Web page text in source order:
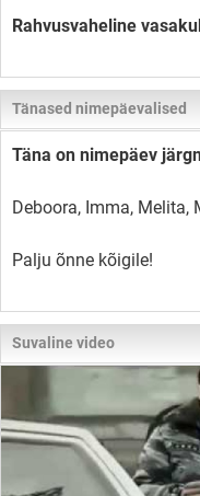
Rahvusvaheline
Tänased nimepäevalised
Täna on nimepäev
Deboora, Imma, Melita,
Palju õnne kõigile!
Suvaline video